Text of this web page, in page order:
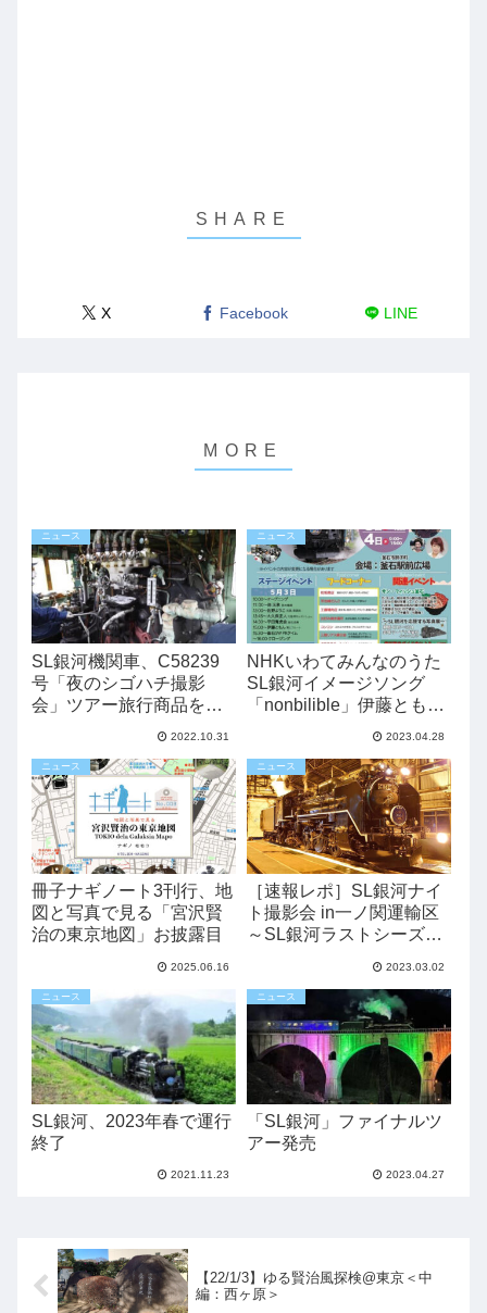
X Facebook LINE
ニュース
SL銀河機関車、C58239
号「夜のシゴハチ撮影
会」ツアー旅行商品を発
2022.10.31
ニュース
NHKいわてみんなのうた
SL銀河イメージソング
「nonbilible」伊藤とも
2023.04.28
ニュース
冊子ナギノート3刊行、地
図と写真で見る「宮沢賢
治の東京地図」お披露目
2025.06.16
ニュース
［速報レポ］SL銀河ナイ
ト撮影会 in一ノ関運輸区
～SL銀河ラストシーズン
2023.03.02
ニュース
SL銀河、2023年春で運行
終了
2021.11.23
ニュース
「SL銀河」ファイナルツ
アー発売
2023.04.27
【22/1/3】ゆる賢治風探検@東京＜中
編：西ヶ原＞